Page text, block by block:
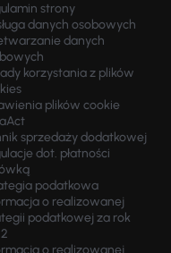
strony
danych osobowych
danych
korzystania z plików
plików cookie
sprzedaży dodatkowej
dot. płatności
podatkowa
o realizowanej
podatkowej za rok
o realizowanej